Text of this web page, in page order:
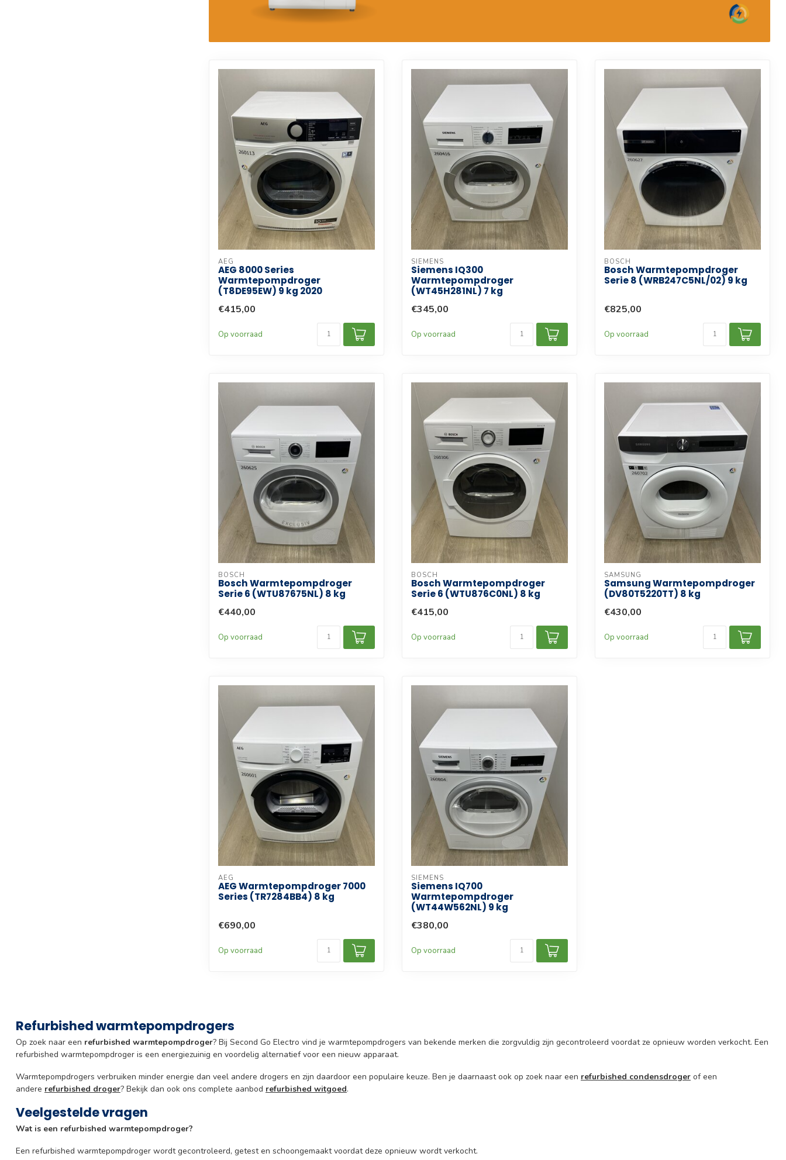
AEG
AEG 8000 Series
Warmtepompdroger
(T8DE95EW) 9 kg 2020
€415,00
Op voorraad
SIEMENS
Siemens IQ300
Warmtepompdroger
(WT45H281NL) 7 kg
€345,00
Op voorraad
BOSCH
Bosch Warmtepompdroger
Serie 8 (WRB247C5NL/02) 9 kg
€825,00
Op voorraad
BOSCH
Bosch Warmtepompdroger
Serie 6 (WTU87675NL) 8 kg
€440,00
Op voorraad
BOSCH
Bosch Warmtepompdroger
Serie 6 (WTU876C0NL) 8 kg
€415,00
Op voorraad
SAMSUNG
Samsung Warmtepompdroger
(DV80T5220TT) 8 kg
€430,00
Op voorraad
AEG
AEG Warmtepompdroger 7000
Series (TR7284BB4) 8 kg
€690,00
Op voorraad
SIEMENS
Siemens IQ700
Warmtepompdroger
(WT44W562NL) 9 kg
€380,00
Op voorraad
Refurbished warmtepompdrogers
Op zoek naar een refurbished warmtepompdroger? Bij Second Go Electro vind je warmtepompdrogers van bekende merken die zorgvuldig zijn gecontroleerd voordat ze opnieuw worden verkocht. Een
refurbished warmtepompdroger is een energiezuinig en voordelig alternatief voor een nieuw apparaat.
Warmtepompdrogers verbruiken minder energie dan veel andere drogers en zijn daardoor een populaire keuze. Ben je daarnaast ook op zoek naar een refurbished condensdroger of een
andere refurbished droger? Bekijk dan ook ons complete aanbod refurbished witgoed.
Veelgestelde vragen
Wat is een refurbished warmtepompdroger?
Een refurbished warmtepompdroger wordt gecontroleerd, getest en schoongemaakt voordat deze opnieuw wordt verkocht.